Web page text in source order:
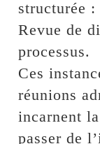
structurée
Revue de
processus.
Ces
réunions
incarnent
passer de